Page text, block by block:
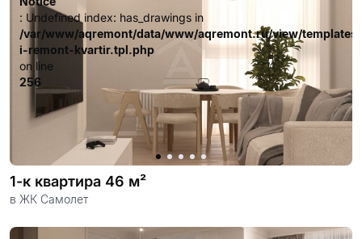
: Undefined index: has_drawings in
/var/www/aqremont/data/www/aqremont.ru/view/
i-remont-kvartir.tpl.php
on line
256
1-к квартира 46 м²
в ЖК Самолет